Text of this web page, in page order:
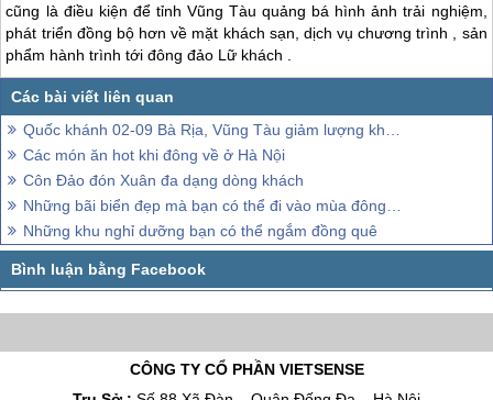
cũng là điều kiện để tỉnh Vũng Tàu quảng bá hình ảnh trải nghiệm,
phát triển đồng bộ hơn về mặt khách sạn, dịch vụ chương trình , sản
phẩm hành trình tới đông đảo Lữ khách .
Quốc khánh 02-09 Bà Rịa, Vũng Tàu giảm lượng khách thăm quan
Các món ăn hot khi đông về ở Hà Nội
Côn Đảo đón Xuân đa dạng dòng khách
Những bãi biển đẹp mà bạn có thể đi vào mùa đông ở Việt Nam
Những khu nghỉ dưỡng bạn có thể ngắm đồng quê
CÔNG TY CỔ PHẦN VIETSENSE